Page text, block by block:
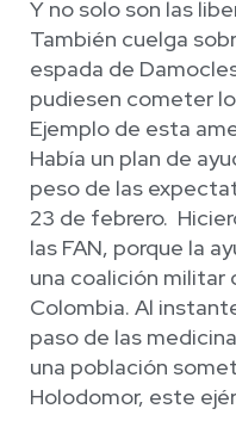
Y no solo son las
También cuelga
espada de
pudiesen cometer
Ejemplo de esta
Había un plan de
peso de las
23 de febrero.
las FAN, porque la
una coalición militar
Colombia. Al
paso de las
una población
Holodomor, este